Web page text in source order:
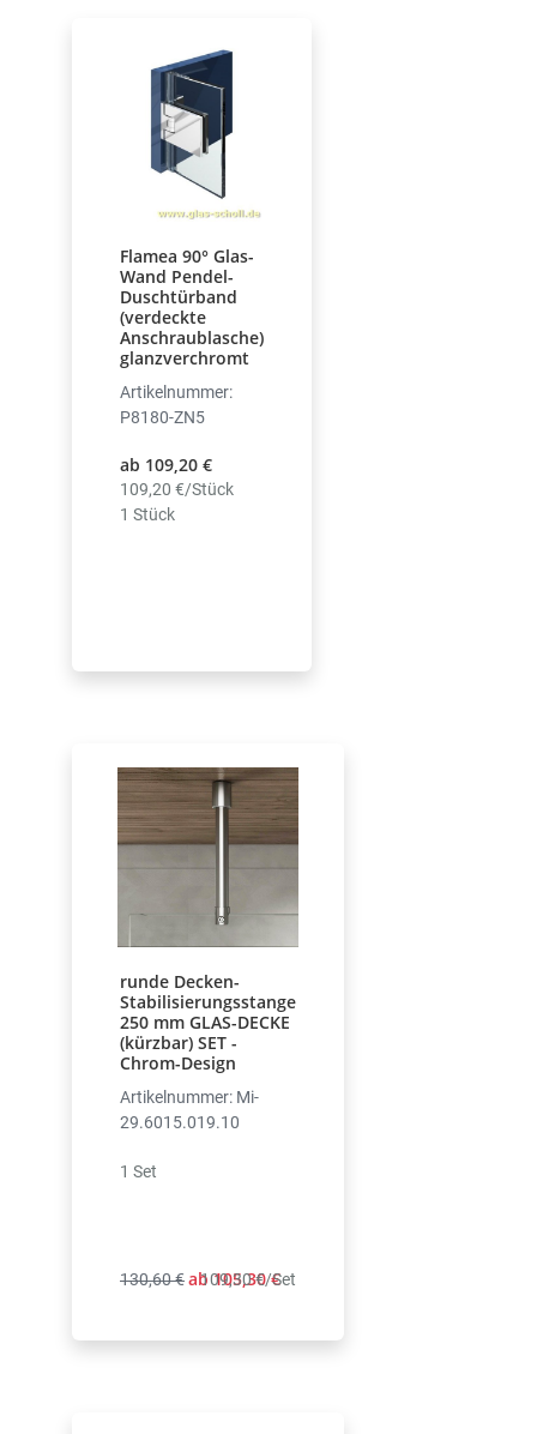
Flamea 90° Glas-
Wand Pendel-
Duschtürband
(verdeckte
Anschraublasche)
glanzverchromt
Artikelnummer:
P8180-ZN5
ab 109,20 €
109,20 €/Stück
1 Stück
runde Decken-
Stabilisierungsstange
250 mm GLAS-DECKE
(kürzbar) SET -
Chrom-Design
Artikelnummer: Mi-
29.6015.019.10
130,60 €ab 105,30 €
109,30 €/Set
1 Set